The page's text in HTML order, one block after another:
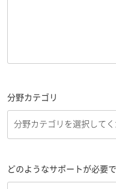
分野カテゴリ
どのようなサポートが必要